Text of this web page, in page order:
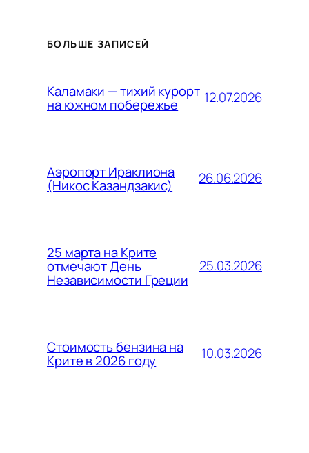
БОЛЬШЕ ЗАПИСЕЙ
Каламаки — тихий курорт
на южном побережье 12.07.2026
Аэропорт Ираклиона
(Никос Казандзакис) 26.06.2026
25 марта на Крите
отмечают День
Независимости Греции
25.03.2026
Стоимость бензина на
Крите в 2026 году 10.03.2026